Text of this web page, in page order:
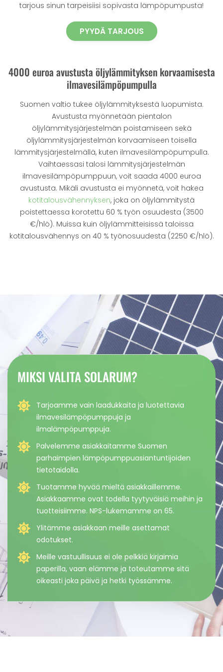
tarjous sinun tarpeisiisi sopivasta lämpöpumpusta!
PYYDÄ TARJOUS
4000 euroa avustusta öljylämmityksen korvaamisesta
ilmavesilämpöpumpulla
Suomen valtio tukee öljylämmityksestä luopumista.
Avustusta myönnetään pientalon
öljylämmitysjärjestelmän poistamiseen sekä
öljylämmitysjärjestelmän korvaamiseen toisella
lämmitysjärjestelmällä, kuten ilmavesilämpöpumpulla.
Vaihtaessasi talosi lämmitysjärjestelmän
ilmavesilämpöpumppuun, voit saada 4000 euroa
avustusta. Mikäli avustusta ei myönnetä, voit hakea
kotitalousvähennyksen, joka on öljylämmitystä
poistettaessa korotettu 60 % työn osuudesta (3500
€/hlö). Muissa kuin öljylämmitteisissä taloissa
kotitalousvähennys on 40 % työnosuudesta (2250 €/hlö).
MIKSI VALITA SOLARUM?
Tarjoamme vain laadukkaita ja luotettavia
ilmavesilämpöpumppuja ja
ilmalämpöpumppuja.
Palvelemme asiakkaitamme Suomen
parhaimpien lämpöpumppuasiantuntijoiden
tietotaidolla.
Tuotamme hyvää mieltä asiakkaillemme.
Asiakkaamme ovat todella tyytyväisiä meihin ja
tuotteisiimme. NPS-lukemamme on 65.
Ylitämme asiakkaan meille asettamat
odotukset.
Meille vastuullisuus ei ole pelkkiä kirjaimia
paperilla, vaan elämme ja toteutamme sitä
oikeasti joka päivä ja hetki työssämme.